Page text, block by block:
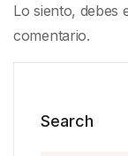
Lo siento, debes
comentario.
Search